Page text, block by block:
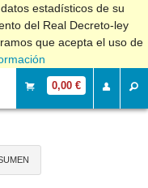
estadísticos de su
del Real Decreto-ley
que acepta el uso de
0,00 €